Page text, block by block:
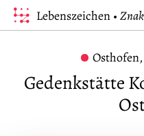
Lebenszeichen •
Gedenkstätte